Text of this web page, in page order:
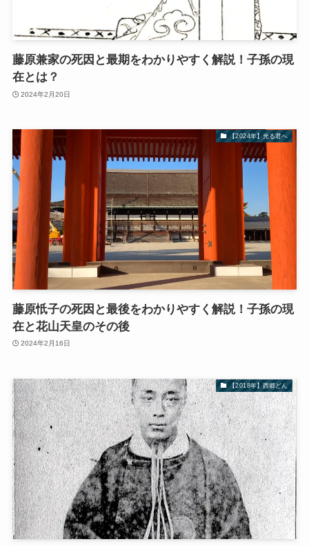
藤原兼家の死因と最期をわかりやすく解説！子孫の現
在とは？
2024年2月20日
【2024年】光る君へ
藤原忯子の死因と最後をわかりやすく解説！子孫の現
在と花山天皇のその後
2024年2月16日
【2018年】西郷どん